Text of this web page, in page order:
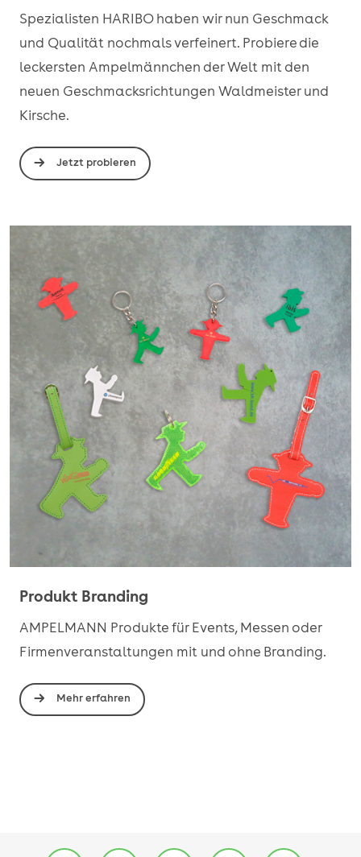
Spezialisten HARIBO haben wir nun Geschmack
und Qualität nochmals verfeinert. Probiere die
leckersten Ampelmännchen der Welt mit den
neuen Geschmacksrichtungen Waldmeister und
Kirsche.
Jetzt probieren
Produkt Branding
AMPELMANN Produkte für Events, Messen oder
Firmenveranstaltungen mit und ohne Branding.
Mehr erfahren